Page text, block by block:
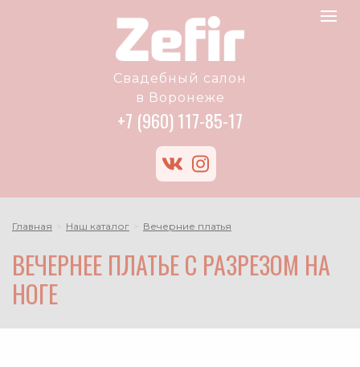
Zefir
logo
Свадебный салон
в Воронеже
+7 (960) 117-85-17
vk instagram
Toggle
Главная Наш каталог Вечерние платья
ВЕЧЕРНЕЕ ПЛАТЬЕ С РАЗРЕЗОМ НА
НОГЕ